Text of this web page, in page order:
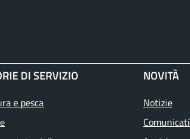
DI SERVIZIO
e pesca
NOVITÀ
Notizie
Comunicati